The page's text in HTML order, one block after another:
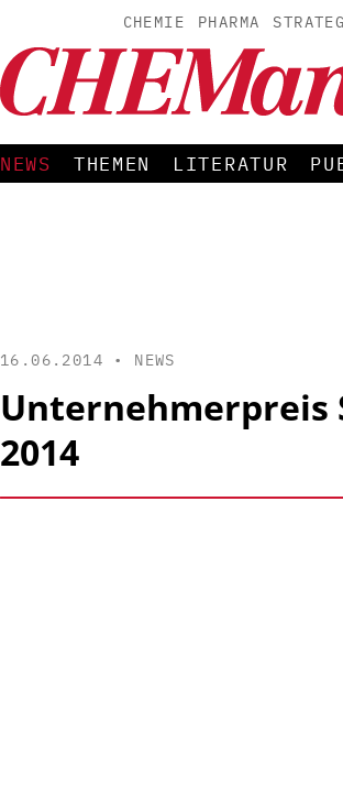
CHEMIE PHARMA
NEWS THEMEN LITERATUR
16.06.2014 • NEWS
Unternehmerpreis
2014